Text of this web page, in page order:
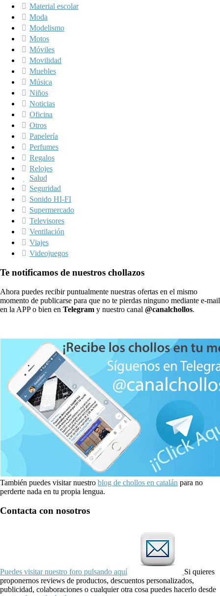
Material escolar
Moda
Modelismo
Motos
Móviles
Movilidad
Muebles
Música
Niños
Noticias
Oficina
Otros
Papelería
Perfumes
Regalos
Relojes
Salud
Seguridad
Sonido HI-FI
Supermercado
Televisores
Ventilación
Viajes
Videojuegos
Te notificamos de nuestros chollazos
Ahora puedes recibir puntualmente nuestras ofertas en el mismo
momento de publicarse para que no te pierdas ninguno mediante e-mail
en la APP o bien en Telegram y nuestro canal @canalchollos.
También puedes visitar nuestro blog de chollos en catalán para no
perderte nada en tu propia lengua.
Contacta con nosotros
Puedes visitar nuestro foro pulsando aquí
Si quieres
proponernos reviews de productos, descuentos personalizados,
publicidad, colaboraciones o cualquier otra cosa puedes hacerlo desde